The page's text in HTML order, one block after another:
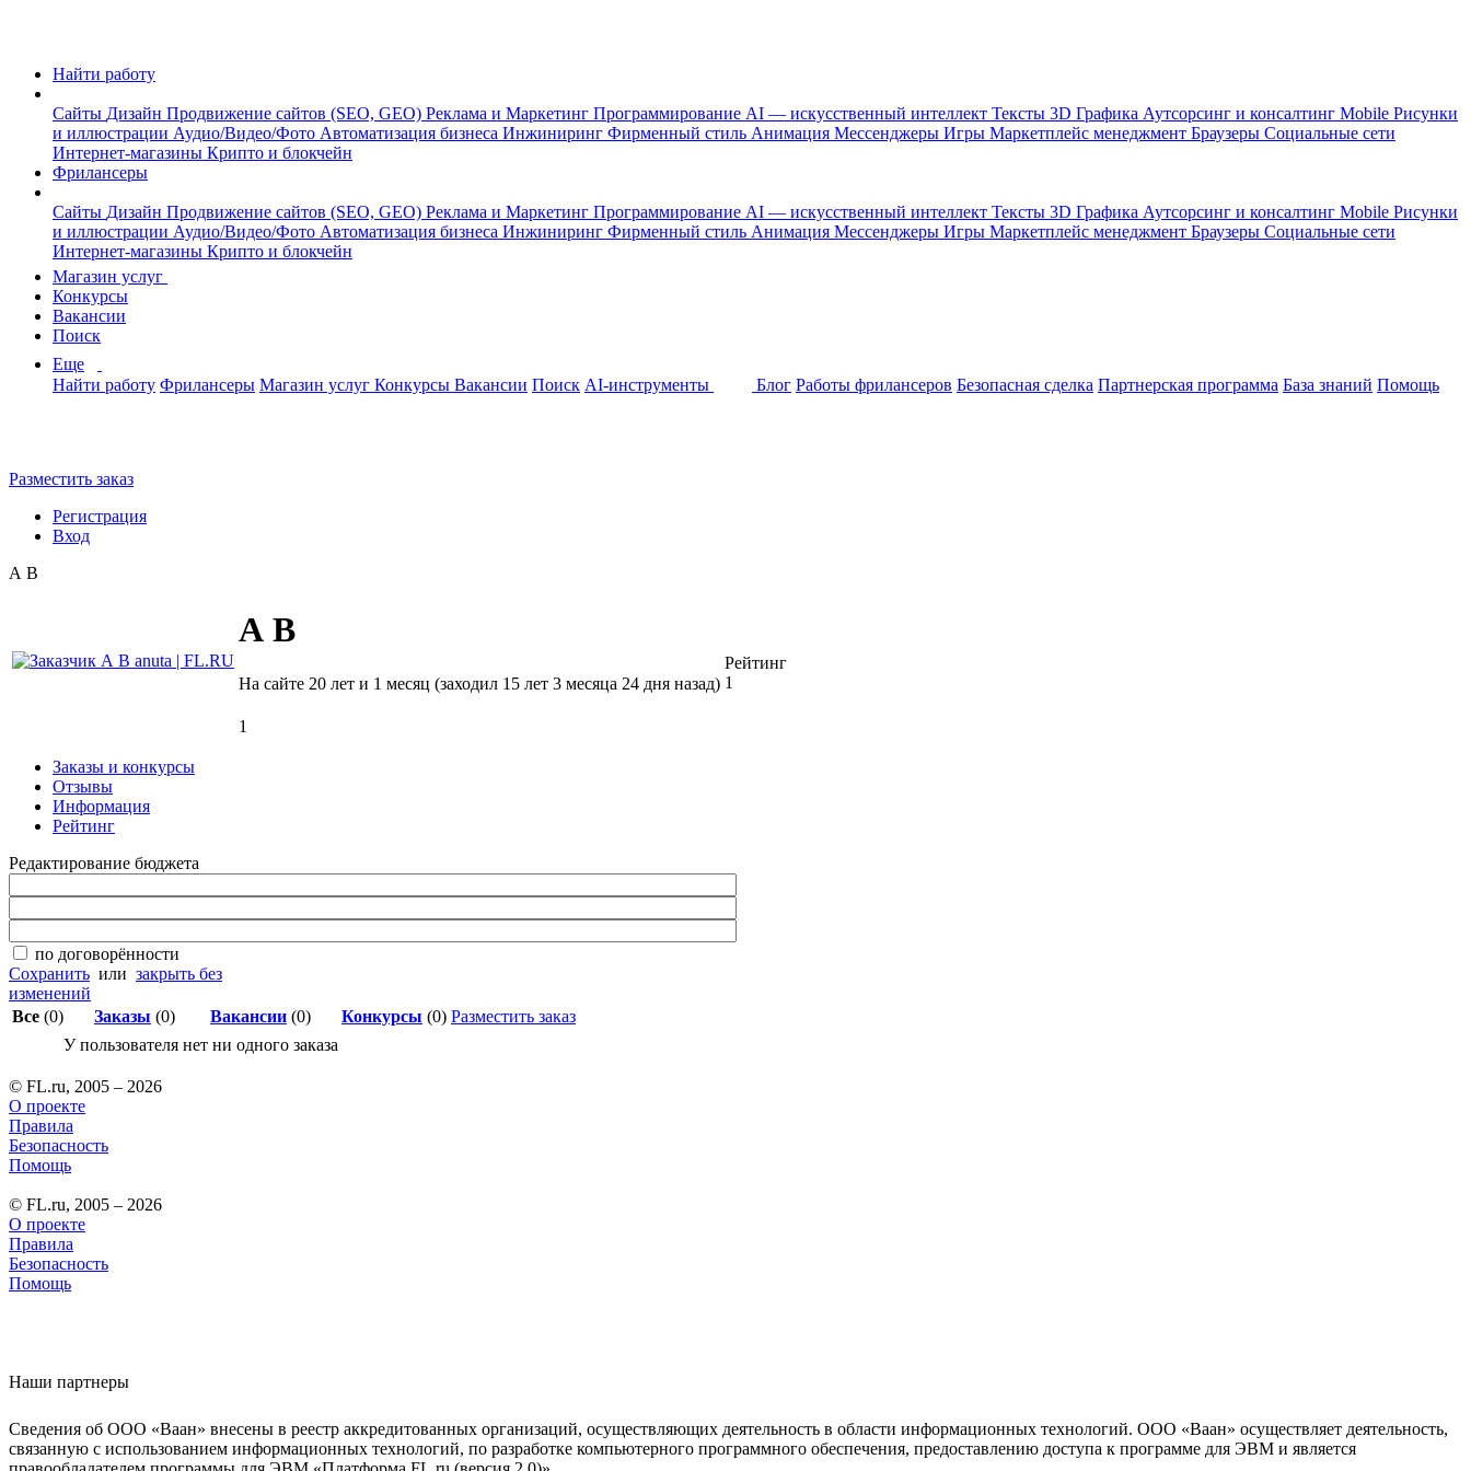
Найти работу
Сайты Дизайн Продвижение сайтов (SEO, GEO) Реклама и Маркетинг Программирование AI — искусственный интеллект Тексты 3D Графика Аутсорсинг и консалтинг Mobile Рисунки
и иллюстрации Аудио/Видео/Фото Автоматизация бизнеса Инжиниринг Фирменный стиль Анимация Мессенджеры Игры Маркетплейс менеджмент Браузеры Социальные сети
Интернет-магазины Крипто и блокчейн
Фрилансеры
Сайты Дизайн Продвижение сайтов (SEO, GEO) Реклама и Маркетинг Программирование AI — искусственный интеллект Тексты 3D Графика Аутсорсинг и консалтинг Mobile Рисунки
и иллюстрации Аудио/Видео/Фото Автоматизация бизнеса Инжиниринг Фирменный стиль Анимация Мессенджеры Игры Маркетплейс менеджмент Браузеры Социальные сети
Интернет-магазины Крипто и блокчейн
Магазин услуг
Конкурсы
Вакансии
Поиск
Еще
Найти работу Фрилансеры Магазин услуг Конкурсы Вакансии Поиск AI-инструменты Блог Работы фрилансеров Безопасная сделка Партнерская программа База знаний Помощь
Разместить заказ
Регистрация
Вход
А В
А В
На сайте 20 лет и 1 месяц (заходил 15 лет 3 месяца 24 дня назад)
1
Рейтинг
1
Заказы и конкурсы
Отзывы
Информация
Рейтинг
Редактирование бюджета
по договорённости
Сохранить или закрыть без
изменений
Все (0) Заказы (0) Вакансии (0) Конкурсы (0) Разместить заказ
У пользователя нет ни одного заказа
© FL.ru, 2005 – 2026
О проекте
Правила
Безопасность
Помощь
© FL.ru, 2005 – 2026
О проекте
Правила
Безопасность
Помощь
Наши партнеры
Сведения об ООО «Ваан» внесены в реестр аккредитованных организаций, осуществляющих деятельность в области информационных технологий. ООО «Ваан» осуществляет деятельность,
связанную с использованием информационных технологий, по разработке компьютерного программного обеспечения, предоставлению доступа к программе для ЭВМ и является